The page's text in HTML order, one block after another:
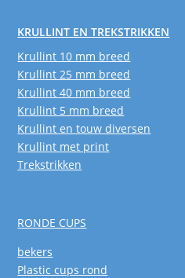
KRULLINT EN TREKSTRIKKEN
Krullint 10 mm breed
Krullint 25 mm breed
Krullint 40 mm breed
Krullint 5 mm breed
Krullint en touw diversen
Krullint met print
Trekstrikken
RONDE CUPS
bekers
Plastic cups rond